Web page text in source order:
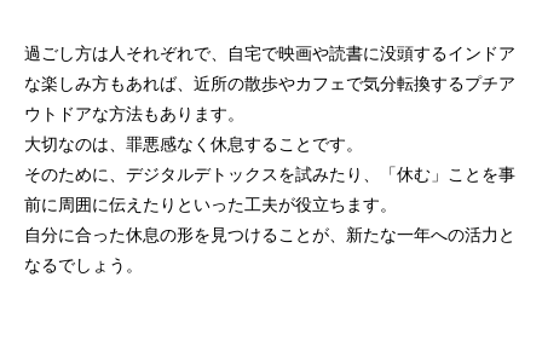
過ごし方は人それぞれで、自宅で映画や読書に没頭するインドア
な楽しみ方もあれば、近所の散歩やカフェで気分転換するプチア
ウトドアな方法もあります。
大切なのは、罪悪感なく休息することです。
そのために、デジタルデトックスを試みたり、「休む」ことを事
前に周囲に伝えたりといった工夫が役立ちます。
自分に合った休息の形を見つけることが、新たな一年への活力と
なるでしょう。